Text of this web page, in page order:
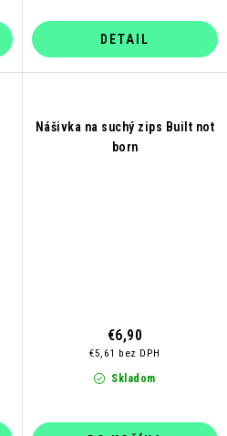
DETAIL
Nášivka na suchý zips Built not
born
Skladom
€5,61 bez DPH
€6,90